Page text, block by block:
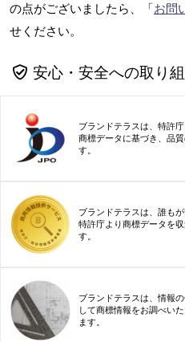
の点がございましたら、「お問
せください。
安心・安全への取り
ブランドテラスは、特許
商標データに基づき、品
す。
ブランドテラスは、誰も
特許庁より商標データを
す。
ブランドテラスは、情報
して商標情報をお調べい
ます。